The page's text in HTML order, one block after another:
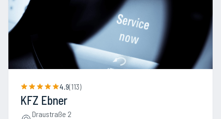
4.9(113)
KFZ Ebner
Draustraße 2